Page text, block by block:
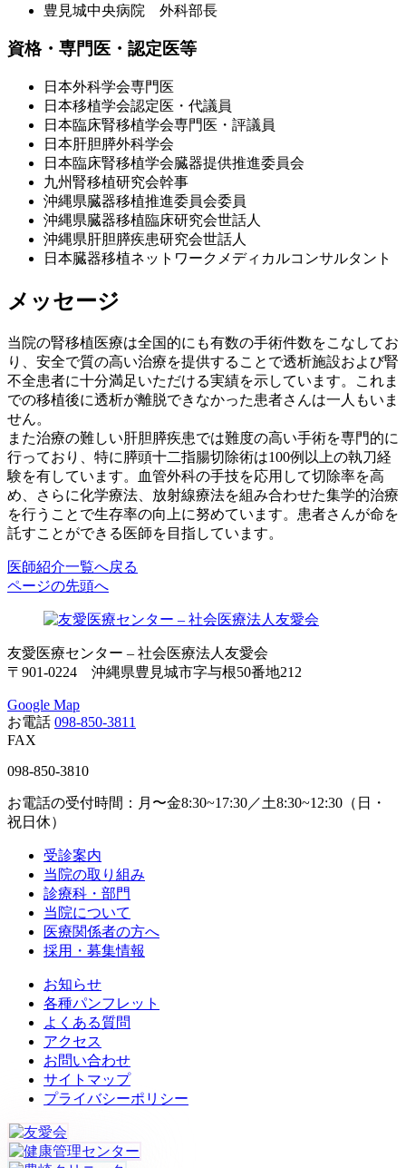
豊見城中央病院 外科部長
資格・専門医・認定医等
日本外科学会専門医
日本移植学会認定医・代議員
日本臨床腎移植学会専門医・評議員
日本肝胆膵外科学会
日本臨床腎移植学会臓器提供推進委員会
九州腎移植研究会幹事
沖縄県臓器移植推進委員会委員
沖縄県臓器移植臨床研究会世話人
沖縄県肝胆膵疾患研究会世話人
日本臓器移植ネットワークメディカルコンサルタント
メッセージ
当院の腎移植医療は全国的にも有数の手術件数をこなしてお
り、安全で質の高い治療を提供することで透析施設および腎
不全患者に十分満足いただける実績を示しています。これま
での移植後に透析が離脱できなかった患者さんは一人もいま
せん。
また治療の難しい肝胆膵疾患では難度の高い手術を専門的に
行っており、特に膵頭十二指腸切除術は100例以上の執刀経
験を有しています。血管外科の手技を応用して切除率を高
め、さらに化学療法、放射線療法を組み合わせた集学的治療
を行うことで生存率の向上に努めています。患者さんが命を
託すことができる医師を目指しています。
医師紹介一覧へ戻る
ページの先頭へ
友愛医療センター – 社会医療法人友愛会
〒901-0224 沖縄県豊見城市字与根50番地212
Google Map
お電話 098-850-3811
FAX
098-850-3810
お電話の受付時間：月〜金8:30~17:30／土8:30~12:30（日・
祝日休）
受診案内
当院の取り組み
診療科・部門
当院について
医療関係者の方へ
採用・募集情報
お知らせ
各種パンフレット
よくある質問
アクセス
お問い合わせ
サイトマップ
プライバシーポリシー